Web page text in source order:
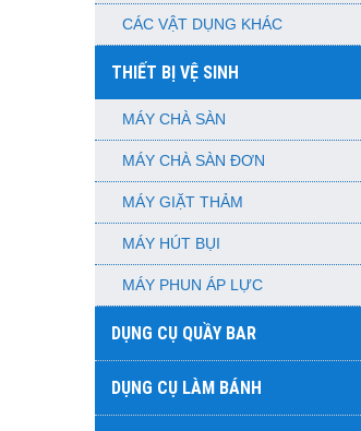
CÁC VẬT DỤNG KHÁC
THIẾT BỊ VỆ SINH
MÁY CHÀ SÀN
MÁY CHÀ SÀN ĐƠN
MÁY GIẶT THẢM
MÁY HÚT BỤI
MÁY PHUN ÁP LỰC
DỤNG CỤ QUẦY BAR
DỤNG CỤ LÀM BÁNH